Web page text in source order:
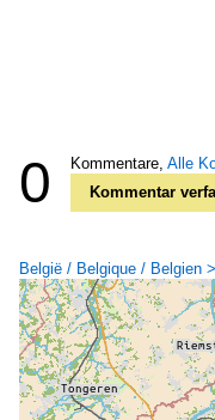
0 Kommentare, Alle
Kommentar
België / Belgique / Belgien